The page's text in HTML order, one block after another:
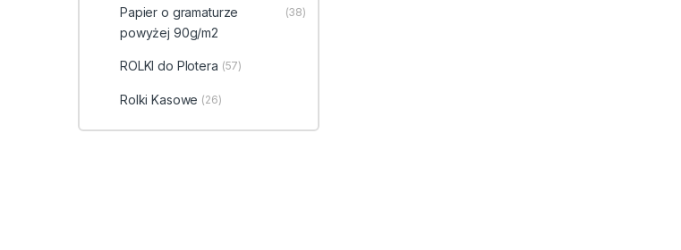
Papier o gramaturze
powyżej 90g/m2
(38)
ROLKI do Plotera (57)
Rolki Kasowe (26)